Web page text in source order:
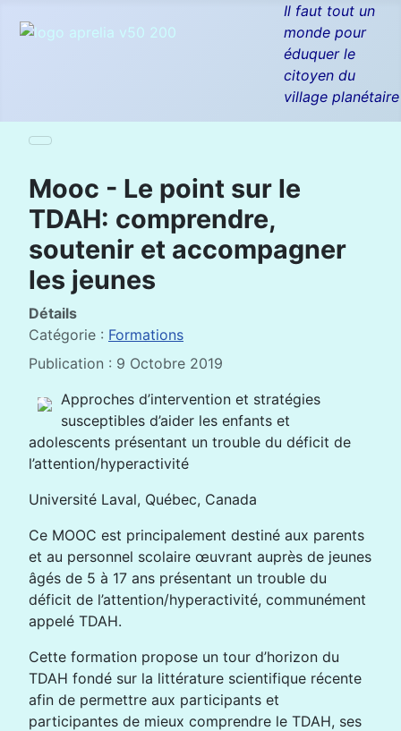
Il faut tout un
monde pour
éduquer le
citoyen du
village planétaire
Mooc - Le point sur le
TDAH: comprendre,
soutenir et accompagner
les jeunes
Détails
Catégorie : Formations
Publication : 9 Octobre 2019
Approches d’intervention et stratégies
susceptibles d’aider les enfants et
adolescents présentant un trouble du déficit de
l’attention/hyperactivité
Université Laval, Québec, Canada
Ce MOOC est principalement destiné aux parents
et au personnel scolaire œuvrant auprès de jeunes
âgés de 5 à 17 ans présentant un trouble du
déficit de l’attention/hyperactivité, communément
appelé TDAH.
Cette formation propose un tour d’horizon du
TDAH fondé sur la littérature scientifique récente
afin de permettre aux participants et
participantes de mieux comprendre le TDAH, ses